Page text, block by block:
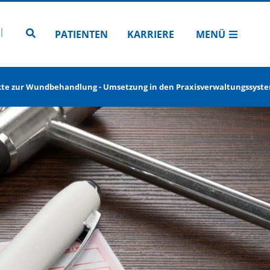
Zur Seitensuche
PATIENTEN KARRIERE MENÜ
zur Wundbehandlung - Umsetzung in den